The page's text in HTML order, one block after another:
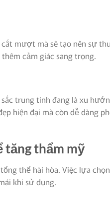
mượt mà sẽ tạo nên sự
cảm giác sang trọng.
trung tính đang là xu
hiện đại mà còn dễ dàng
tăng thẩm mỹ
thể hài hòa. Việc lựa chọn
khi sử dụng.